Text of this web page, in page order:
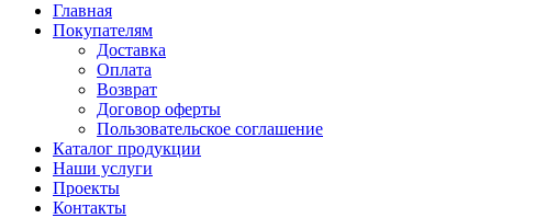
Главная
Покупателям
Доставка
Оплата
Возврат
Договор оферты
Пользовательское соглашение
Каталог продукции
Наши услуги
Проекты
Контакты